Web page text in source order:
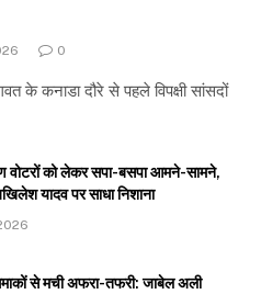
0
के कनाडा दौरे से पहले विपक्षी सांसदों
वोटरों को लेकर सपा-बसपा आमने-सामने,
यादव पर साधा निशाना
से मची अफरा-तफरी: जाबेल अली